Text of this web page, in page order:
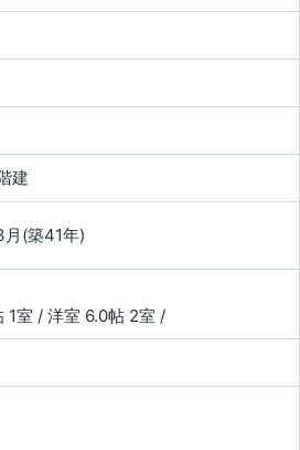
建
(築41年)
1室 / 洋室 6.0帖 2室 /